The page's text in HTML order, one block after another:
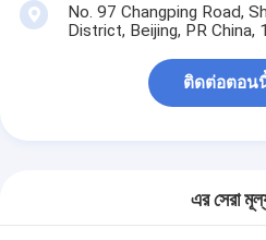
No. 97 Changping Road,
District, Beijing, PR China,
ติดต่อตอน
এর সেরা